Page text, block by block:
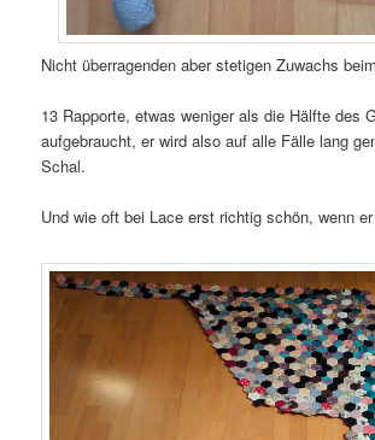
Nicht überragenden aber stetigen Zuwachs
13 Rapporte, etwas weniger als die Hälfte des
aufgebraucht, er wird also auf alle Fälle lang
Schal.
Und wie oft bei Lace erst richtig schön, wenn